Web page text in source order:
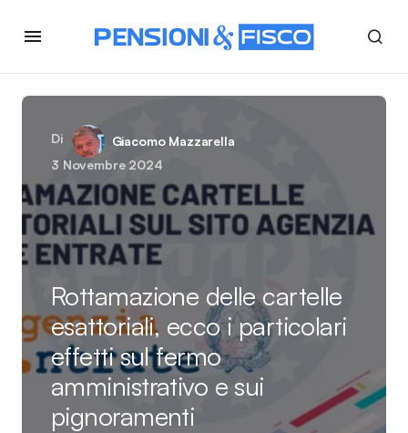
Di
Giacomo Mazzarella
3 Novembre 2024
Rottamazione delle cartelle
esattoriali, ecco i particolari
effetti sul fermo
amministrativo e sui
pignoramenti